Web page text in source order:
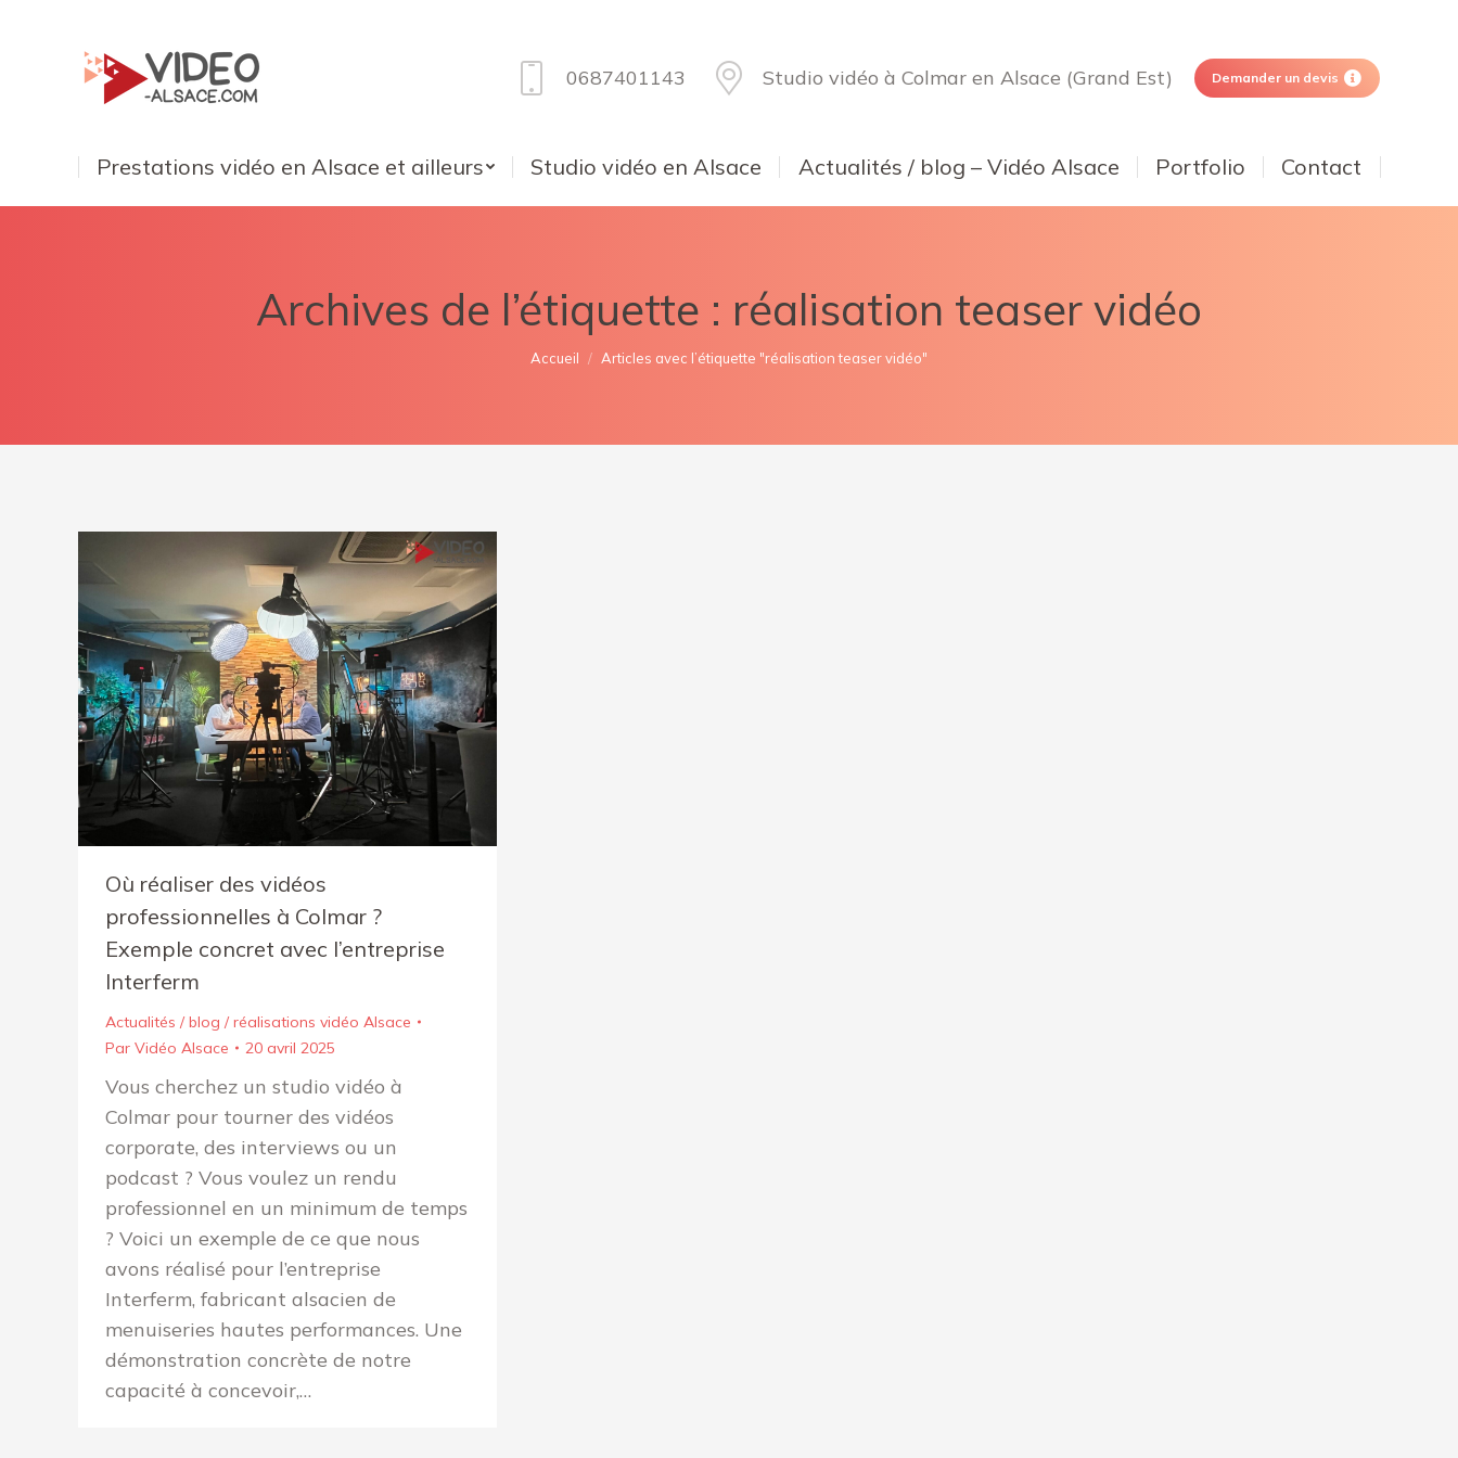
0687401143 Studio vidéo à Colmar en Alsace (Grand Est) Demander un devis
Prestations vidéo en Alsace et ailleurs Studio vidéo en Alsace Actualités / blog – Vidéo Alsace Portfolio Contact
Archives de l’étiquette : réalisation teaser vidéo
Vous êtes ici :
Accueil Articles avec l’étiquette "réalisation teaser vidéo"
Où réaliser des vidéos
professionnelles à Colmar ?
Exemple concret avec l’entreprise
Interferm
Actualités / blog / réalisations vidéo Alsace
Par Vidéo Alsace 20 avril 2025
Vous cherchez un studio vidéo à
Colmar pour tourner des vidéos
corporate, des interviews ou un
podcast ? Vous voulez un rendu
professionnel en un minimum de temps
? Voici un exemple de ce que nous
avons réalisé pour l’entreprise
Interferm, fabricant alsacien de
menuiseries hautes performances. Une
démonstration concrète de notre
capacité à concevoir,…